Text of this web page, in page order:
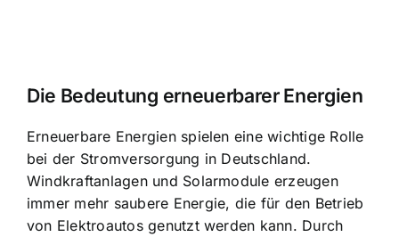
Die Bedeutung erneuerbarer Energien
Erneuerbare Energien spielen eine wichtige Rolle
bei der Stromversorgung in Deutschland.
Windkraftanlagen und Solarmodule erzeugen
immer mehr saubere Energie, die für den Betrieb
von Elektroautos genutzt werden kann. Durch